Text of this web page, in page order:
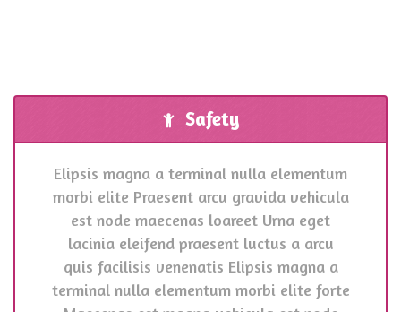
Safety
Elipsis magna a terminal nulla elementum
morbi elite Praesent arcu gravida vehicula
est node maecenas loareet Urna eget
lacinia eleifend praesent luctus a arcu
quis facilisis venenatis Elipsis magna a
terminal nulla elementum morbi elite forte